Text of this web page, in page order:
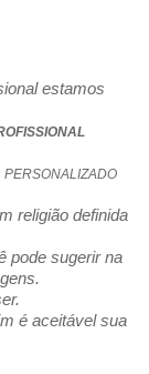
estamos
PERSONALIZADO
religião definida
pode sugerir na
é aceitável sua